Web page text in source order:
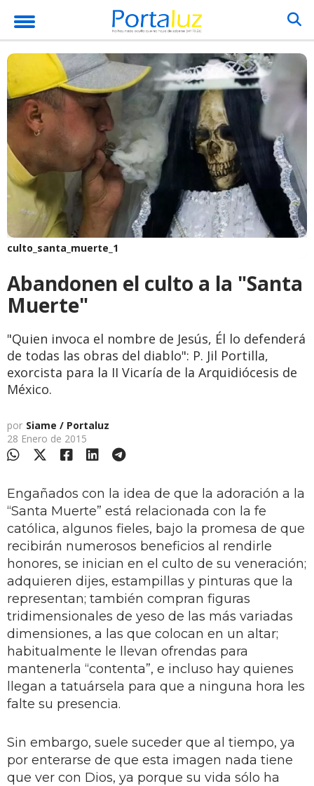
culto_santa_muerte_1
Abandonen el culto a la "Santa
Muerte"
"Quien invoca el nombre de Jesús, Él lo defenderá
de todas las obras del diablo": P. Jil Portilla,
exorcista para la II Vicaría de la Arquidiócesis de
México.
por Siame / Portaluz
28 Enero de 2015
Engañados con la idea de que la adoración a la
“Santa Muerte” está relacionada con la fe
católica, algunos fieles, bajo la promesa de que
recibirán numerosos beneficios al rendirle
honores, se inician en el culto de su veneración;
adquieren dijes, estampillas y pinturas que la
representan; también compran figuras
tridimensionales de yeso de las más variadas
dimensiones, a las que colocan en un altar;
habitualmente le llevan ofrendas para
mantenerla “contenta”, e incluso hay quienes
llegan a tatuársela para que a ninguna hora les
falte su presencia.
Sin embargo, suele suceder que al tiempo, ya
por enterarse de que esta imagen nada tiene
que ver con Dios, ya porque su vida sólo ha